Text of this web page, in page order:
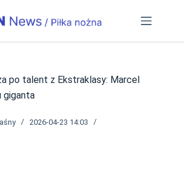
po talent z Ekstraklasy: Marcel
giganta
2026-04-23 14:03